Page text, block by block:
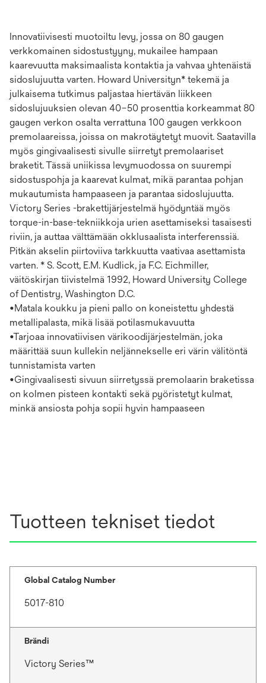
Innovatiivisesti muotoiltu levy, jossa on 80 gaugen
verkkomainen sidostustyyny, mukailee hampaan
kaarevuutta maksimaalista kontaktia ja vahvaa yhtenäistä
sidoslujuutta varten. Howard Universityn* tekemä ja
julkaisema tutkimus paljastaa hiertävän liikkeen
sidoslujuuksien olevan 40–50 prosenttia korkeammat 80
gaugen verkon osalta verrattuna 100 gaugen verkkoon
premolaareissa, joissa on makrotäytetyt muovit. Saatavilla
myös gingivaalisesti sivulle siirretyt premolaariset
braketit. Tässä uniikissa levymuodossa on suurempi
sidostuspohja ja kaarevat kulmat, mikä parantaa pohjan
mukautumista hampaaseen ja parantaa sidoslujuutta.
Victory Series -brakettijärjestelmä hyödyntää myös
torque-in-base-tekniikkoja urien asettamiseksi tasaisesti
riviin, ja auttaa välttämään okklusaalista interferenssiä.
Pitkän akselin piirtoviiva tarkkuutta vaativaa asettamista
varten. * S. Scott, E.M. Kudlick, ja F.C. Eichmiller,
väitöskirjan tiivistelmä 1992, Howard University College
of Dentistry, Washington D.C.
•Matala koukku ja pieni pallo on koneistettu yhdestä
metallipalasta, mikä lisää potilasmukavuutta
•Tarjoaa innovatiivisen värikoodijärjestelmän, joka
määrittää suun kullekin neljännekselle eri värin välitöntä
tunnistamista varten
•Gingivaalisesti sivuun siirretyssä premolaarin braketissa
on kolmen pisteen kontakti sekä pyöristetyt kulmat,
minkä ansiosta pohja sopii hyvin hampaaseen
Tuotteen tekniset tiedot
Global Catalog Number
5017-810
Brändi
Victory Series™